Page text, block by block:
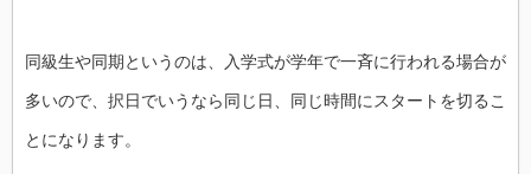
同級生や同期というのは、入学式が学年で一斉に行われる場合が
多いので、択日でいうなら同じ日、同じ時間にスタートを切るこ
とになります。